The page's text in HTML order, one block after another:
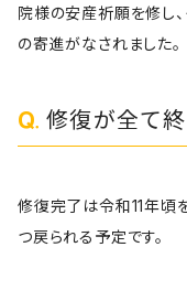
院様の安産祈願を修し
の寄進がなされました。
修復が全て終
修復完了は令和11年頃
つ戻られる予定です。